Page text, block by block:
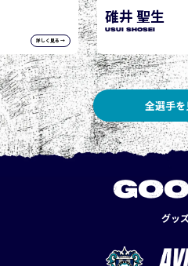
詳しく見る →
ウェリック ポ
WERIK POPÓ
全選手を
グッ